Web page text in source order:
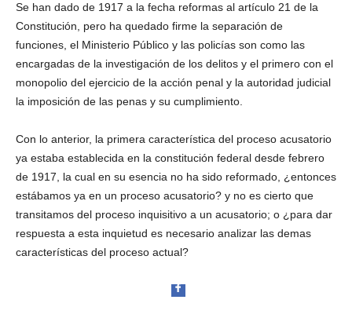
Se han dado de 1917 a la fecha reformas al artículo 21 de la
Constitución, pero ha quedado firme la separación de
funciones, el Ministerio Público y las policías son como las
encargadas de la investigación de los delitos y el primero con el
monopolio del ejercicio de la acción penal y la autoridad judicial
la imposición de las penas y su cumplimiento.
Con lo anterior, la primera característica del proceso acusatorio
ya estaba establecida en la constitución federal desde febrero
de 1917, la cual en su esencia no ha sido reformado, ¿entonces
estábamos ya en un proceso acusatorio? y no es cierto que
transitamos del proceso inquisitivo a un acusatorio; o ¿para dar
respuesta a esta inquietud es necesario analizar las demas
características del proceso actual?